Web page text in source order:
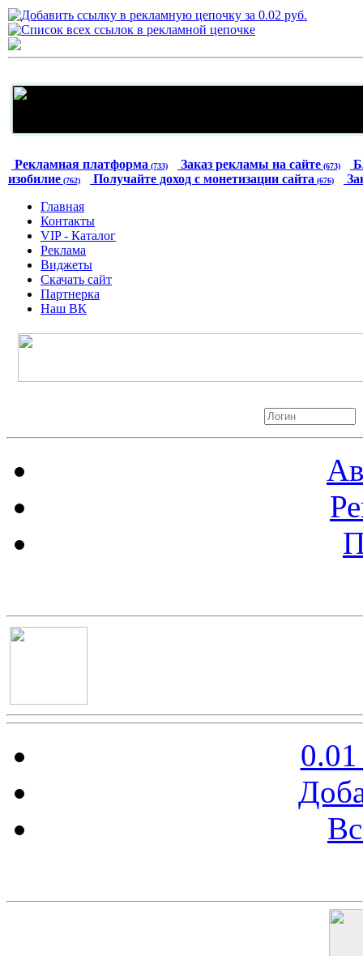
Рекламная платформа (733) Заказ рекламы на сайте (673)
изобилие (762) Получайте доход с монетизации сайта (676)
Главная
Контакты
VIP - Каталог
Реклама
Виджеты
Скачать сайт
Партнерка
Наш ВК